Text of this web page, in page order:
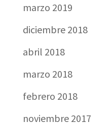
marzo 2019
diciembre 2018
abril 2018
marzo 2018
febrero 2018
noviembre 2017